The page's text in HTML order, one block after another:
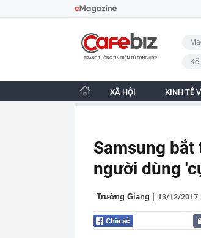
CafeBiz - Trang chủ
XÃ HỘI KINH TẾ
Samsung bắt
người dùng
Trường Giang 13/12/2017